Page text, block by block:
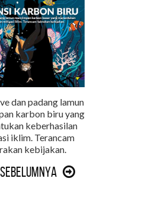
dan padang lamun
karbon biru yang
keberhasilan
iklim. Terancam
kebijakan.